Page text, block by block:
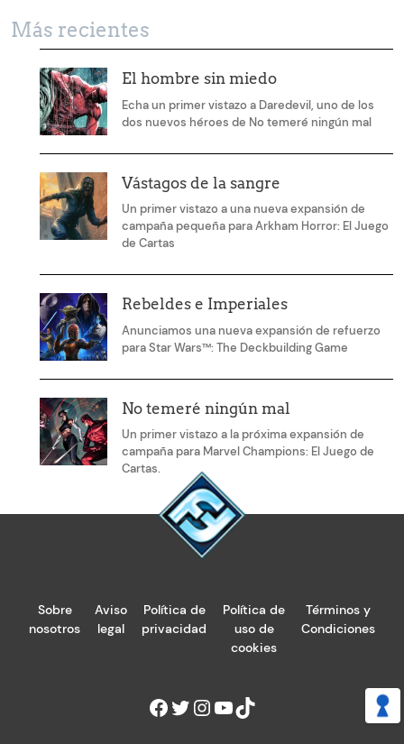
Más recientes
El hombre sin miedo
Echa un primer vistazo a Daredevil, uno de los
dos nuevos héroes de No temeré ningún mal
Vástagos de la sangre
Un primer vistazo a una nueva expansión de
campaña pequeña para Arkham Horror: El Juego
de Cartas
Rebeldes e Imperiales
Anunciamos una nueva expansión de refuerzo
para Star Wars™: The Deckbuilding Game
No temeré ningún mal
Un primer vistazo a la próxima expansión de
campaña para Marvel Champions: El Juego de
Cartas.
Sobre
nosotros
Aviso
legal
Política de
privacidad
Política de
uso de
cookies
Términos y
Condiciones